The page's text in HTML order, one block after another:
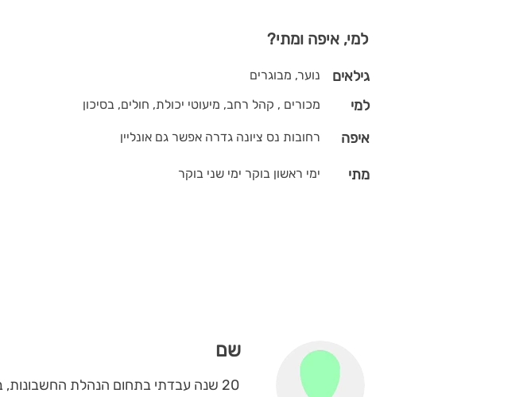
למי, איפה ומתי?
נוער, מבוגרים גילאים
מכורים , קהל רחב, מיעוטי יכולת, חולים, בסיכון למי
רחובות נס ציונה גדרה אפשר גם אונליין איפה
ימי ראשון בוקר ימי שני בוקר מתי
שם